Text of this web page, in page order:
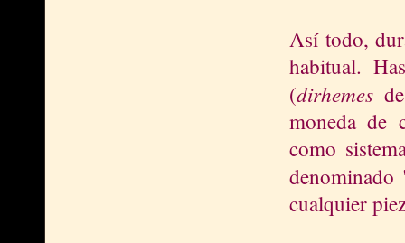
Así todo,
habitual.
(dirhemes
moneda de
como
denominado
cualquier